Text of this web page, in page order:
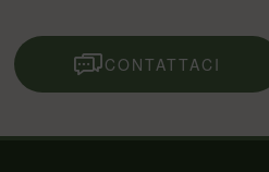
CONTATTACI